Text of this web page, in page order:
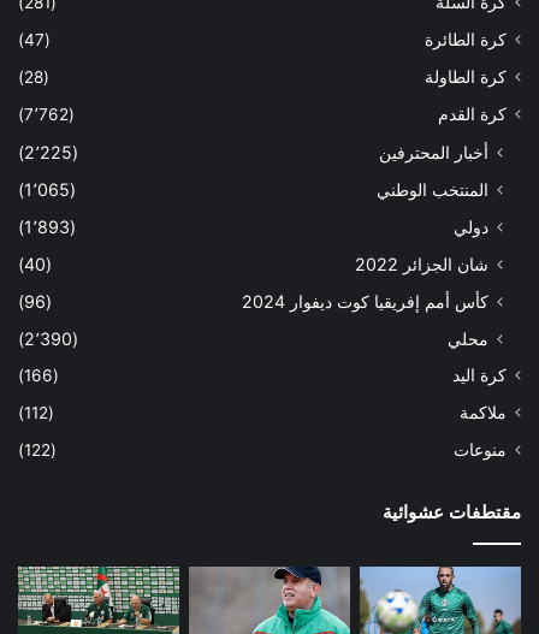
كرة الطائرة
(47)
كرة الطاولة
(28)
كرة القدم
(7٬762)
أخبار المحترفين
(2٬225)
المنتخب الوطني
(1٬065)
دولي
(1٬893)
شان الجزائر 2022
(40)
كأس أمم إفريقيا كوت ديفوار 2024
(96)
محلي
(2٬390)
كرة اليد
(166)
ملاكمة
(112)
منوعات
(122)
مقتطفات عشوائية